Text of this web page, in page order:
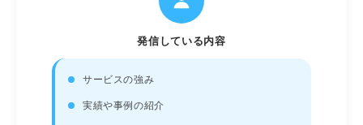
発信している内容
サービスの強み
実績や事例の紹介